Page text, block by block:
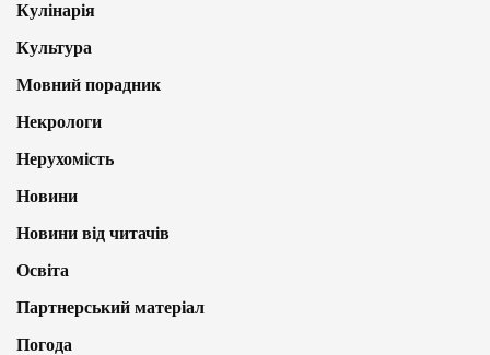
Кулінарія
Культура
Мовний порадник
Некрологи
Нерухомість
Новини
Новини від читачів
Освіта
Партнерський матеріал
Погода